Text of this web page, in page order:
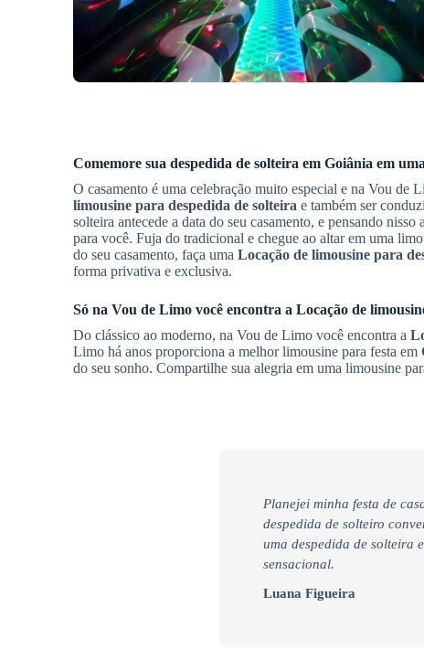
Comemore sua despedida de solteira em Goiânia em
O casamento é uma celebração muito especial e na Vou de
limousine para despedida de solteira e também ser
solteira antecede a data do seu casamento, e pensando
para você. Fuja do tradicional e chegue ao altar em uma
do seu casamento, faça uma Locação de limousine para
forma privativa e exclusiva.
Só na Vou de Limo você encontra a Locação de
Do clássico ao moderno, na Vou de Limo você encontra a
Limo há anos proporciona a melhor limousine para festa em
do seu sonho. Compartilhe sua alegria em uma limousine
Planejei minha festa de
despedida de solteiro
uma despedida de solteira
sensacional.
Luana Figueira